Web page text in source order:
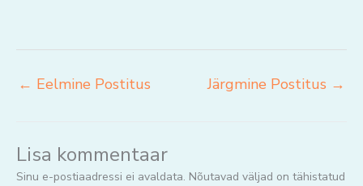
← Eelmine Postitus Järgmine Postitus →
Lisa kommentaar
Sinu e-postiaadressi ei avaldata. Nõutavad väljad on tähistatud